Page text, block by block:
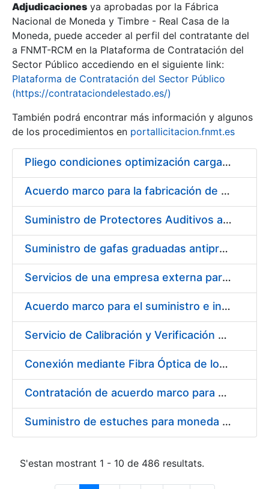
Mostra/Amaga
Adjudicaciones ya aprobadas por la Fábrica
Nacional de Moneda y Timbre - Real Casa de la
Moneda, puede acceder al perfil del contratante del
a FNMT-RCM en la Plataforma de Contratación del
Sector Público accediendo en el siguiente link:
Plataforma de Contratación del Sector Público
(https://contrataciondelestado.es/)
También podrá encontrar más información y algunos
de los procedimientos en portallicitacion.fnmt.es
Pliego condiciones optimización cargas compras firmado
Acuerdo marco para la fabricación de piezas
Suministro de Protectores Auditivos a medida para las personas trabajadoras de los Centros de Trabajo de Madrid y Burgos
Suministro de gafas graduadas antiproyecciones para los trabajadores de la FNMT-RCM en los centros de trabajo de Madrid y Burgos
Servicios de una empresa externa para el asesoramiento y resolución de los recursos de alzada que se presentan relacionados con procesos de selección para la FNMT-RCM
Acuerdo marco para el suministro e instalación de persianas, estores y otros complementos
Servicio de Calibración y Verificación Externa de los Equipos de Medición del Servicio de Prevención de la FNMT-RCM
Conexión mediante Fibra Óptica de los Centros de Proceso de Datos (CPDs) de las sedes de la FNMT-RCM de Burgos y Madrid
Contratación de acuerdo marco para el Suministro de Material de Electricidad para la Fábrica Nacional de Moneda y Timbre-Real Casa de la Moneda en su centro de trabajo de Burgos
Suministro de estuches para moneda de 30 €
S'estan mostrant 1 - 10 de 486 resultats.